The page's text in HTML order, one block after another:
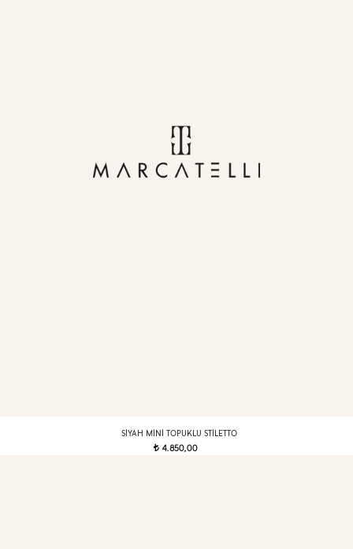
SIYAH MINI TOPUKLU STILETTO
t 4.850,00